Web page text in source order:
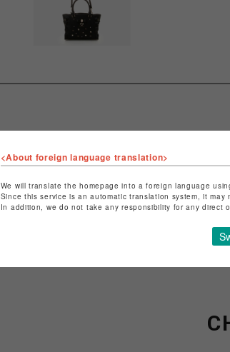
店舗名
池袋
特定商取引法など
<About foreign language translation>
We will translate the homepage into a foreign language
Since this service is an automatic translation system, it
In addition, we do not take any responsibility for any direct